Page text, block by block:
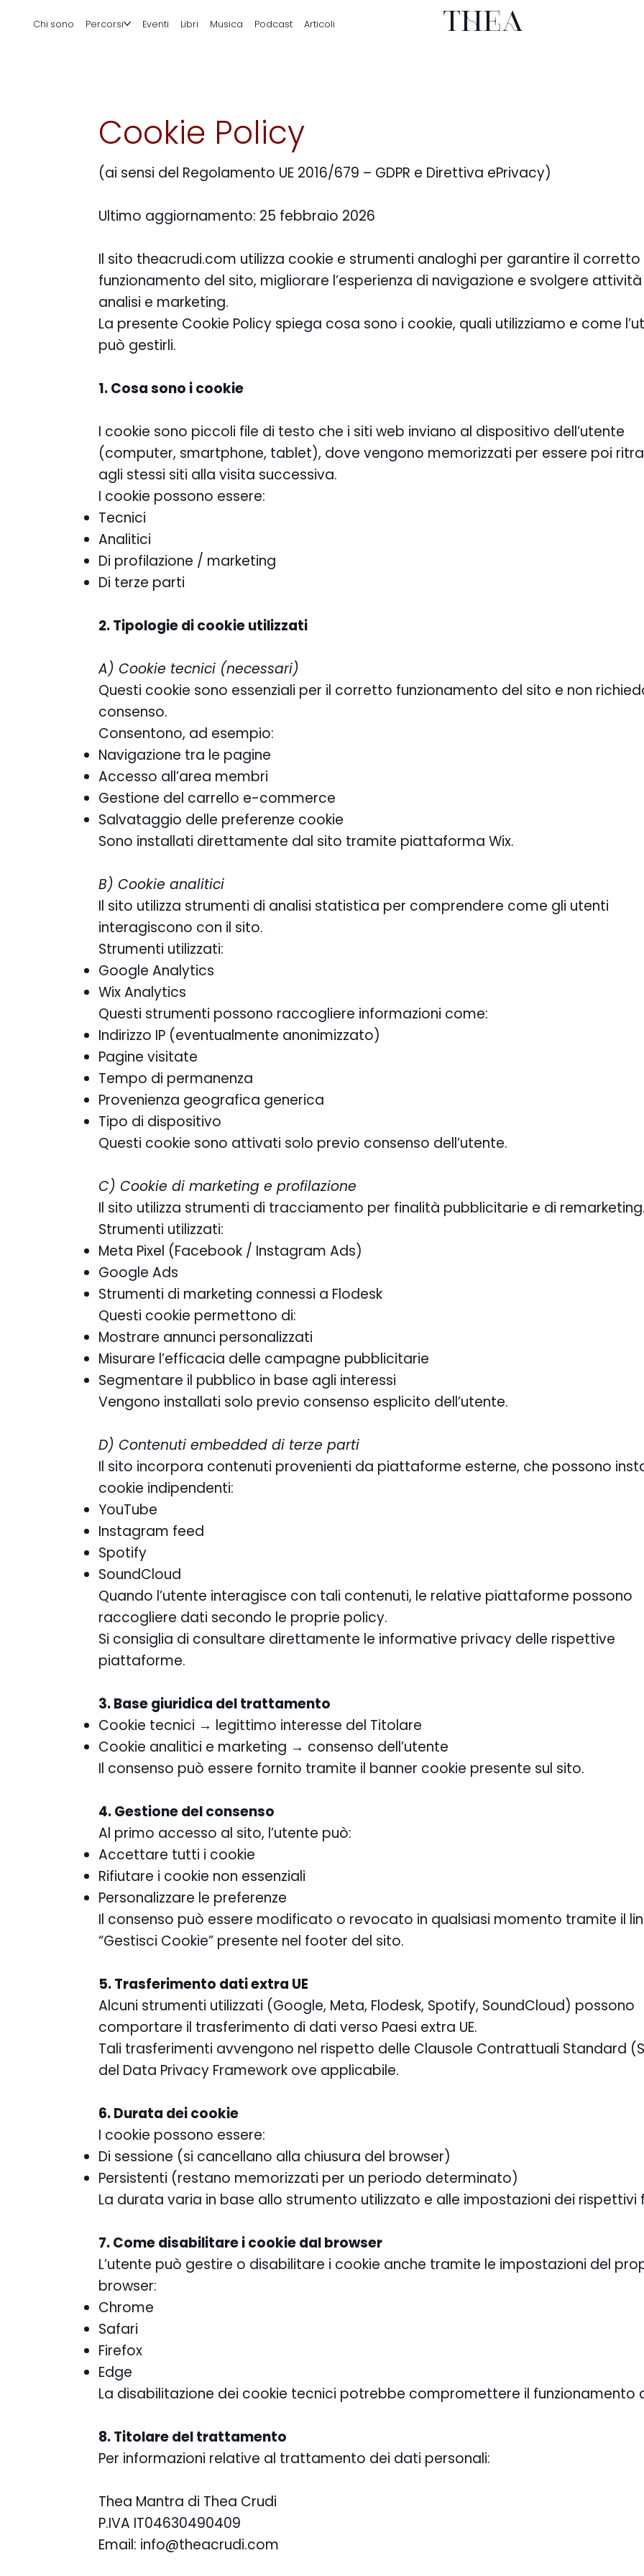
Chi sono Percorsi Eventi Libri Musica Podcast Articoli THEA
Cookie Policy
(ai sensi del Regolamento UE 2016/679 – GDPR e Direttiva ePrivacy)
Ultimo aggiornamento: 25 febbraio 2026
Il sito theacrudi.com utilizza cookie e strumenti analoghi per garantire il corretto
funzionamento del sito, migliorare l’esperienza di navigazione e svolgere
analisi e marketing.
La presente Cookie Policy spiega cosa sono i cookie, quali utilizziamo e come
può gestirli.
1. Cosa sono i cookie
I cookie sono piccoli file di testo che i siti web inviano al dispositivo dell’utente
(computer, smartphone, tablet), dove vengono memorizzati per essere poi
agli stessi siti alla visita successiva.
I cookie possono essere:
Tecnici
Analitici
Di profilazione / marketing
Di terze parti
2. Tipologie di cookie utilizzati
A) Cookie tecnici (necessari)
Questi cookie sono essenziali per il corretto funzionamento del sito e non
consenso.
Consentono, ad esempio:
Navigazione tra le pagine
Accesso all’area membri
Gestione del carrello e-commerce
Salvataggio delle preferenze cookie
Sono installati direttamente dal sito tramite piattaforma Wix.
B) Cookie analitici
Il sito utilizza strumenti di analisi statistica per comprendere come gli utenti
interagiscono con il sito.
Strumenti utilizzati:
Google Analytics
Wix Analytics
Questi strumenti possono raccogliere informazioni come:
Indirizzo IP (eventualmente anonimizzato)
Pagine visitate
Tempo di permanenza
Provenienza geografica generica
Tipo di dispositivo
Questi cookie sono attivati solo previo consenso dell’utente.
C) Cookie di marketing e profilazione
Il sito utilizza strumenti di tracciamento per finalità pubblicitarie e di
Strumenti utilizzati:
Meta Pixel (Facebook / Instagram Ads)
Google Ads
Strumenti di marketing connessi a Flodesk
Questi cookie permettono di:
Mostrare annunci personalizzati
Misurare l’efficacia delle campagne pubblicitarie
Segmentare il pubblico in base agli interessi
Vengono installati solo previo consenso esplicito dell’utente.
D) Contenuti embedded di terze parti
Il sito incorpora contenuti provenienti da piattaforme esterne, che possono
cookie indipendenti:
YouTube
Instagram feed
Spotify
SoundCloud
Quando l’utente interagisce con tali contenuti, le relative piattaforme possono
raccogliere dati secondo le proprie policy.
Si consiglia di consultare direttamente le informative privacy delle rispettive
piattaforme.
3. Base giuridica del trattamento
Cookie tecnici → legittimo interesse del Titolare
Cookie analitici e marketing → consenso dell’utente
Il consenso può essere fornito tramite il banner cookie presente sul sito.
4. Gestione del consenso
Al primo accesso al sito, l’utente può:
Accettare tutti i cookie
Rifiutare i cookie non essenziali
Personalizzare le preferenze
Il consenso può essere modificato o revocato in qualsiasi momento tramite il
“Gestisci Cookie” presente nel footer del sito.
5. Trasferimento dati extra UE
Alcuni strumenti utilizzati (Google, Meta, Flodesk, Spotify, SoundCloud) possono
comportare il trasferimento di dati verso Paesi extra UE.
Tali trasferimenti avvengono nel rispetto delle Clausole Contrattuali Standard
del Data Privacy Framework ove applicabile.
6. Durata dei cookie
I cookie possono essere:
Di sessione (si cancellano alla chiusura del browser)
Persistenti (restano memorizzati per un periodo determinato)
La durata varia in base allo strumento utilizzato e alle impostazioni dei rispettivi
7. Come disabilitare i cookie dal browser
L’utente può gestire o disabilitare i cookie anche tramite le impostazioni del
browser:
Chrome
Safari
Firefox
Edge
La disabilitazione dei cookie tecnici potrebbe compromettere il funzionamento
8. Titolare del trattamento
Per informazioni relative al trattamento dei dati personali:
Thea Mantra di Thea Crudi
P.IVA IT04630490409
Email: info@theacrudi.com